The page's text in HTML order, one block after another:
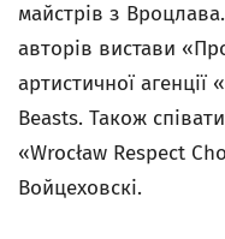
майстрів з
авторів вистави
артистичної
Beasts. Також
«Wrocław Respect
Войцеховскі.